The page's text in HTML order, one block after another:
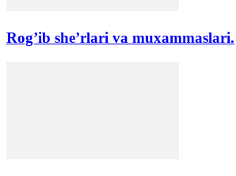
Rog’ib she’rlari va muxammaslari.